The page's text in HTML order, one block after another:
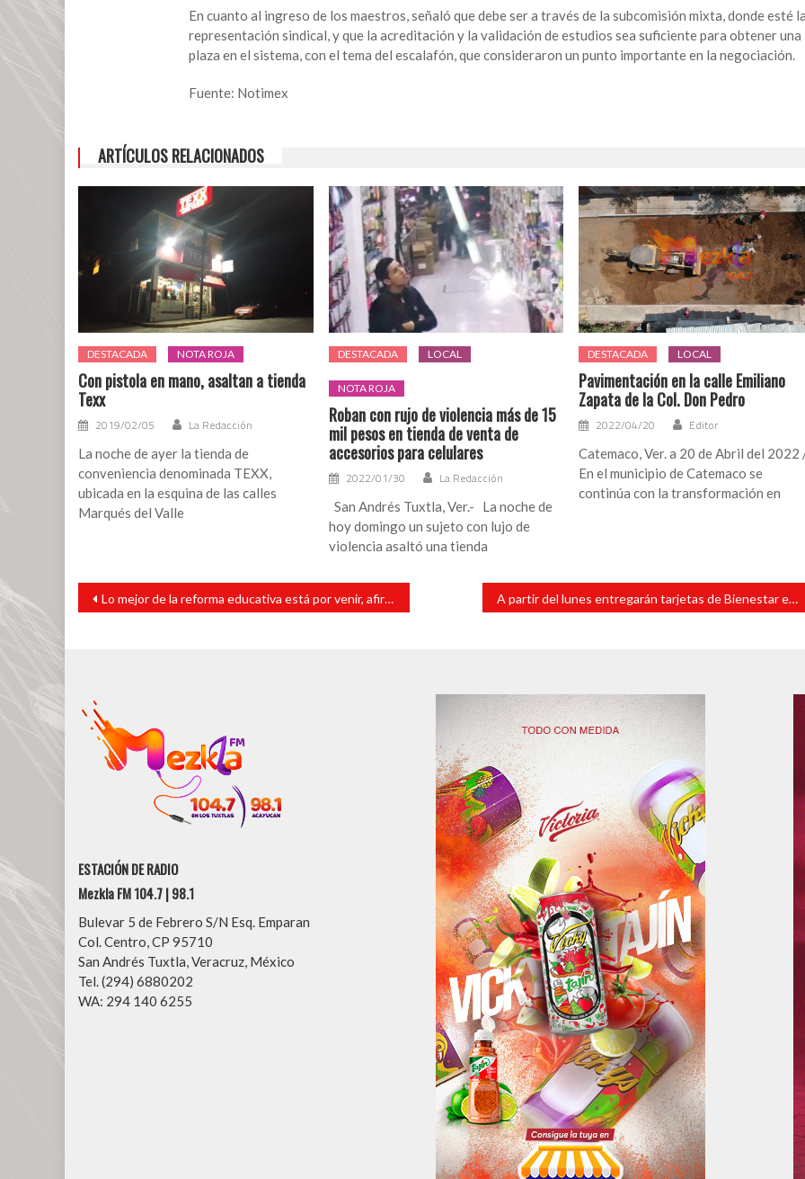
En cuanto al ingreso de los maestros, señaló que debe ser a través de la subcomisión mixta, donde esté
representación sindical, y que la acreditación y la validación de estudios sea suficiente para obtener una
plaza en el sistema, con el tema del escalafón, que consideraron un punto importante en la negociación.
Fuente: Notimex
ARTÍCULOS RELACIONADOS
DESTACADA NOTA ROJA
Con pistola en mano, asaltan a tienda
Texx
2019/02/05 La Redacción
La noche de ayer la tienda de
conveniencia denominada TEXX,
ubicada en la esquina de las calles
Marqués del Valle
DESTACADA LOCAL
NOTA ROJA
Roban con rujo de violencia más de 15
mil pesos en tienda de venta de
accesorios para celulares
2022/01/30 La Redacción
San Andrés Tuxtla, Ver.- La noche de
hoy domingo un sujeto con lujo de
violencia asaltó una tienda
DESTACADA LOCAL
Pavimentación en la calle Emiliano
Zapata de la Col. Don Pedro
2022/04/20 Editor
Catemaco, Ver. a 20 de Abril del 2022
En el municipio de Catemaco se
continúa con la transformación en
Navegación
entradas
Lo mejor de la reforma educativa está por venir, afirma Esteban Moctezuma A partir del lunes entregarán tarjetas de Bienestar en Los Tuxtlas, afirma delegado
ESTACIÓN DE RADIO
Mezkla FM 104.7 | 98.1
Bulevar 5 de Febrero S/N Esq. Emparan
Col. Centro, CP 95710
San Andrés Tuxtla, Veracruz, México
Tel. (294) 6880202
WA: 294 140 6255